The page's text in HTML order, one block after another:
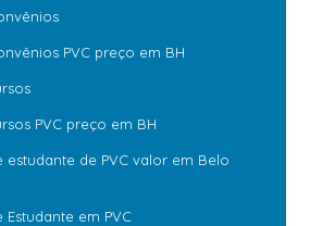
PVC preço em BH
PVC preço em BH
estudante de PVC valor em Belo
Estudante em PVC